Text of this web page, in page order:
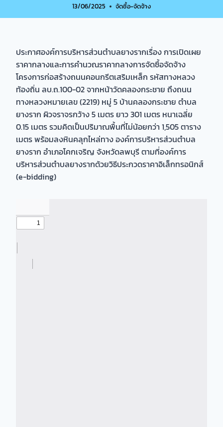
13/06/2025 จัดซื้อ-จัดจ้าง
ประกาศองค์การบริหารส่วนตำบลยางรากเรื่อง การเปิดเผย
ราคากลางและการคำนวณราคากลางการจัดซื้อจัดจ้าง
โครงการก่อสร้างถนนคอนกรีตเสริมเหล็ก รหัสทางหลวง
ท้องถิ่น ลบ.ถ.100-02 จากหน้าวัดคลองกระชาย ถึงถนน
ทางหลวงหมายเลข (2219) หมู่ 5 บ้านคลองกระชาย ตำบล
ยางราก ผิวจราจรกว้าง 5 เมตร ยาว 301 เมตร หนาเฉลี่ย
0.15 เมตร รวมคิดเป็นปริมาณพื้นที่ไม่น้อยกว่า 1,505 ตาราง
เมตร พร้อมลงหินคลุกไหล่ทาง องค์การบริหารส่วนตำบล
ยางราก อำเภอโคกเจริญ จังหวัดลพบุรี ตามที่องค์การ
บริหารส่วนตำบลยางรากด้วยวิธีประกวดราคาอิเล็กทรอนิกส์
(e-bidding)